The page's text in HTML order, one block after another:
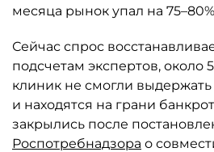
месяца рынок упал на
Сейчас спрос
подсчетам экспертов, около
клиник не смогли
и находятся на грани
закрылись после
Роспотребнадзора о